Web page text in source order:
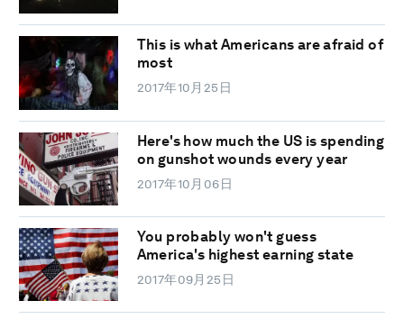
This is what Americans are afraid of
most
2017年10月25日
Here's how much the US is spending
on gunshot wounds every year
2017年10月06日
You probably won't guess
America's highest earning state
2017年09月25日